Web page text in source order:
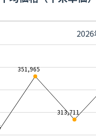
351,965
313,711